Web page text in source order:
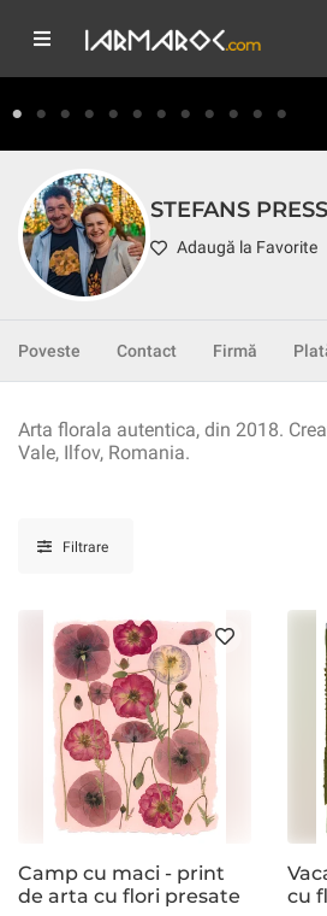
STEFANS
Adaugă la Favorite
Poveste Contact Firmă
Arta florala autentica, din 2018.
Vale, Ilfov, Romania.
Filtrare
Camp cu maci - print
de arta cu flori presate
cu